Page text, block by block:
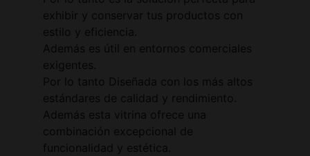
exhibir y conservar tus productos con
estilo y eficiencia.
Además es útil en entornos comerciales
exigentes.
Por lo tanto Diseñada con los más altos
estándares de calidad y rendimiento.
Además esta vitrina ofrece una
combinación excepcional de
funcionalidad y estética.